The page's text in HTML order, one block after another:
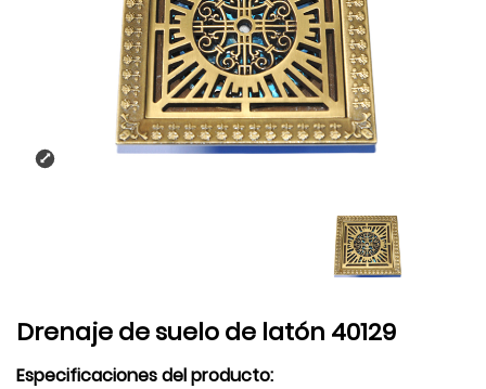
Drenaje de suelo de latón 40129
Especificaciones del producto: